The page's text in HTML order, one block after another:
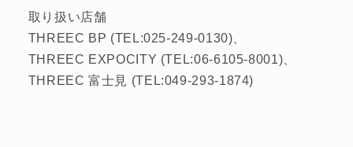
取り扱い店舗
THREEC BP (TEL:025-249-0130)
THREEC EXPOCITY (TEL:06-6105-8001)
THREEC 富士見 (TEL:049-293-1874)